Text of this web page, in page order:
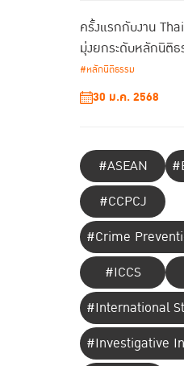
ครั้งแรกกับงาน
มุ่งยกระดับหลักนิติธ
#หลักนิติธรรม
30 ม.ค. 2568
#ASEAN
#CCPCJ
#Crime
#ICCS
#International
#Investigative